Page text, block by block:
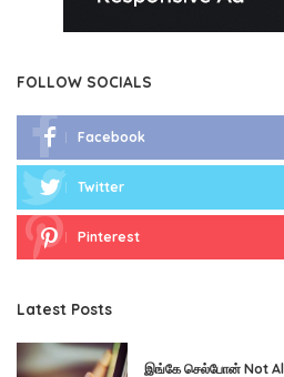
FOLLOW SOCIALS
Facebook
Twitter
Pinterest
Latest Posts
இங்கே செல்போன் Not